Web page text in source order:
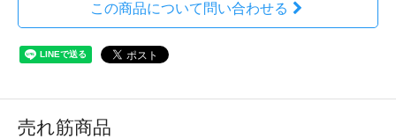
この商品について問い合わせる
売れ筋商品